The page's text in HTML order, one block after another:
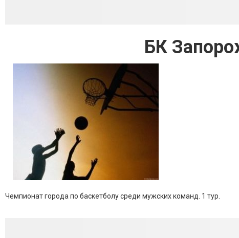
БК
Чемпионат города по баскетболу среди мужских команд. 1 тур.